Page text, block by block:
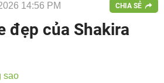
14:56 PM CHIA SẺ
đẹp của Shakira
sao